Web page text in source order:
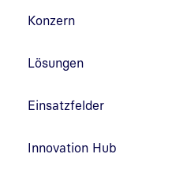
Konzern
Lösungen
Einsatzfelder
Innovation Hub